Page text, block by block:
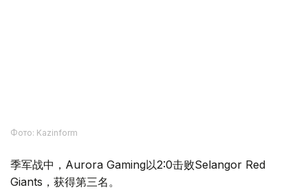
Фото: Kazinform
季军战中，Aurora Gaming以2:0击败Selangor Red
Giants，获得第三名。